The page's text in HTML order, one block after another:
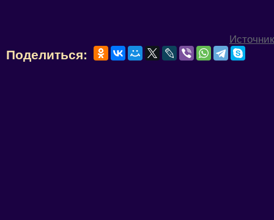
Источник
Поделиться: